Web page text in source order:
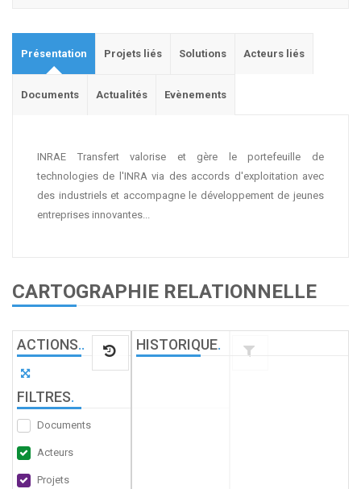
Présentation Projets liés Solutions Acteurs liés
Documents Actualités Evènements
INRAE Transfert valorise et gère le portefeuille de
technologies de l'INRA via des accords d'exploitation avec
des industriels et accompagne le développement de jeunes
entreprises innovantes...
CARTOGRAPHIE RELATIONNELLE
ACTIONS..
FILTRES.
Documents
Acteurs
Projets
HISTORIQUE.